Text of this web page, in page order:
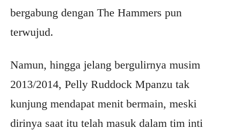
bergabung dengan The Hammers pun
terwujud.
Namun, hingga jelang bergulirnya musim
2013/2014, Pelly Ruddock Mpanzu tak
kunjung mendapat menit bermain, meski
dirinya saat itu telah masuk dalam tim inti